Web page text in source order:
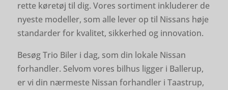
rette køretøj til dig. Vores sortiment inkluderer de
nyeste modeller, som alle lever op til Nissans høje
standarder for kvalitet, sikkerhed og innovation.
Besøg Trio Biler i dag, som din lokale Nissan
forhandler. Selvom vores bilhus ligger i Ballerup,
er vi din nærmeste Nissan forhandler i Taastrup,